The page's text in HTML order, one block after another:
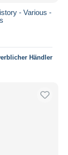
- Various -
Händler